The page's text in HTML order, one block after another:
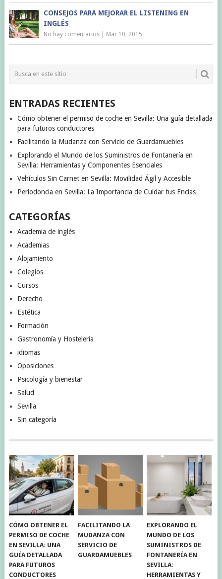
CONSEJOS PARA MEJORAR EL LISTENING EN
INGLÉS
No hay comentarios| Mar 10, 2015
ENTRADAS RECIENTES
Cómo obtener el permiso de coche en Sevilla: Una guía detallada
para futuros conductores
Facilitando la Mudanza con Servicio de Guardamuebles
Explorando el Mundo de los Suministros de Fontanería en
Sevilla: Herramientas y Componentes Esenciales
Vehículos Sin Carnet en Sevilla: Movilidad Ágil y Accesible
Periodoncia en Sevilla: La Importancia de Cuidar tus Encías
CATEGORÍAS
Academia de inglés
Academias
Alojamiento
Colegios
Cursos
Derecho
Estética
Formación
Gastronomía y Hostelería
idiomas
Oposiciones
Psicología y bienestar
Salud
Sevilla
Sin categoría
CÓMO OBTENER EL
PERMISO DE COCHE
EN SEVILLA: UNA
GUÍA DETALLADA
PARA FUTUROS
CONDUCTORES
FACILITANDO LA
MUDANZA CON
SERVICIO DE
GUARDAMUEBLES
EXPLORANDO EL
MUNDO DE LOS
SUMINISTROS DE
FONTANERÍA EN
SEVILLA:
HERRAMIENTAS Y